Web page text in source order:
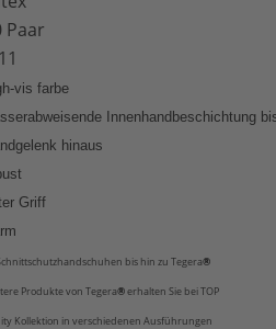
Paar
vis farbe
Innenhandbeschichtung
hinaus
Griff
bis hin zu Tegera®
Produkte von Tegera®erhalten Sie bei TOP
Kollektion in verschiedenen Ausführungen